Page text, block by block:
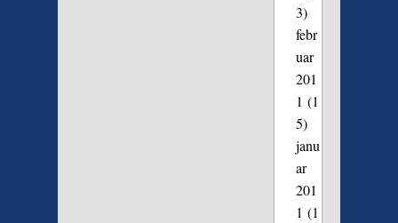
3)
febr
uar
201
1 (1
5)
janu
ar
201
1 (1